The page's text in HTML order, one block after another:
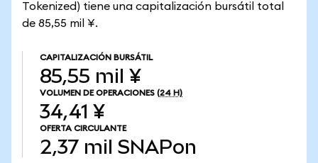
Tokenized) tiene una capitalización bursátil total
de 85,55 mil ¥.
CAPITALIZACIÓN BURSÁTIL
85,55 mil ¥
VOLUMEN DE OPERACIONES (24 H)
34,41 ¥
OFERTA CIRCULANTE
2,37 mil SNAPon